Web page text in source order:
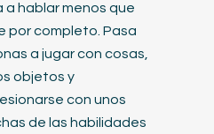
a hablar menos que
por completo. Pasa
a jugar con cosas,
objetos y
con unos
de las habilidades